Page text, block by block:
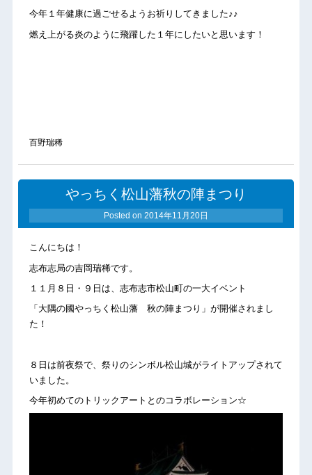
今年１年健康に過ごせるようお祈りしてきました♪♪
燃え上がる炎のように飛躍した１年にしたいと思います！
百野瑞稀
やっちく松山藩秋の陣まつり
Posted on 2014年11月20日
こんにちは！
志布志局の吉岡瑞稀です。
１１月８日・９日は、志布志市松山町の一大イベント
「大隅の國やっちく松山藩 秋の陣まつり」が開催されまし
た！
８日は前夜祭で、祭りのシンボル松山城がライトアップされて
いました。
今年初めてのトリックアートとのコラボレーション☆